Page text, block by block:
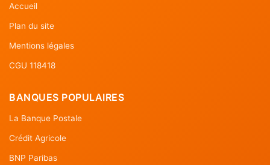
Accueil
Plan du site
Mentions légales
CGU 118418
BANQUES POPULAIRES
La Banque Postale
Crédit Agricole
BNP Paribas